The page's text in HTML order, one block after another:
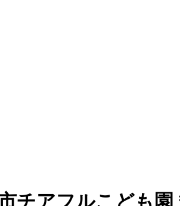
フルこども園